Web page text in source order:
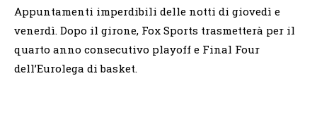
Appuntamenti imperdibili delle notti di giovedì e
venerdì. Dopo il girone, Fox Sports trasmetterà per il
quarto anno consecutivo playoff e Final Four
dell’Eurolega di basket.